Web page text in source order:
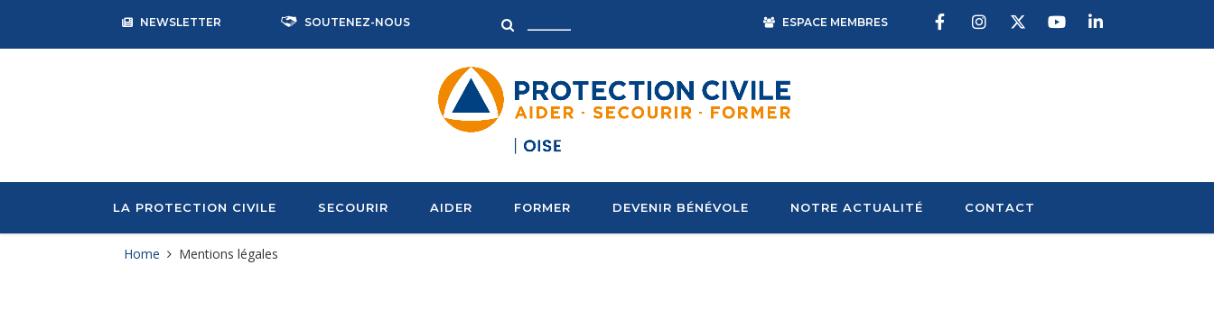
NEWSLETTER SOUTENEZ-NOUS ESPACE MEMBRES
LA PROTECTION CIVILE SECOURIR AIDER FORMER DEVENIR BÉNÉVOLE NOTRE ACTUALITÉ CONTACT
Home Mentions légales